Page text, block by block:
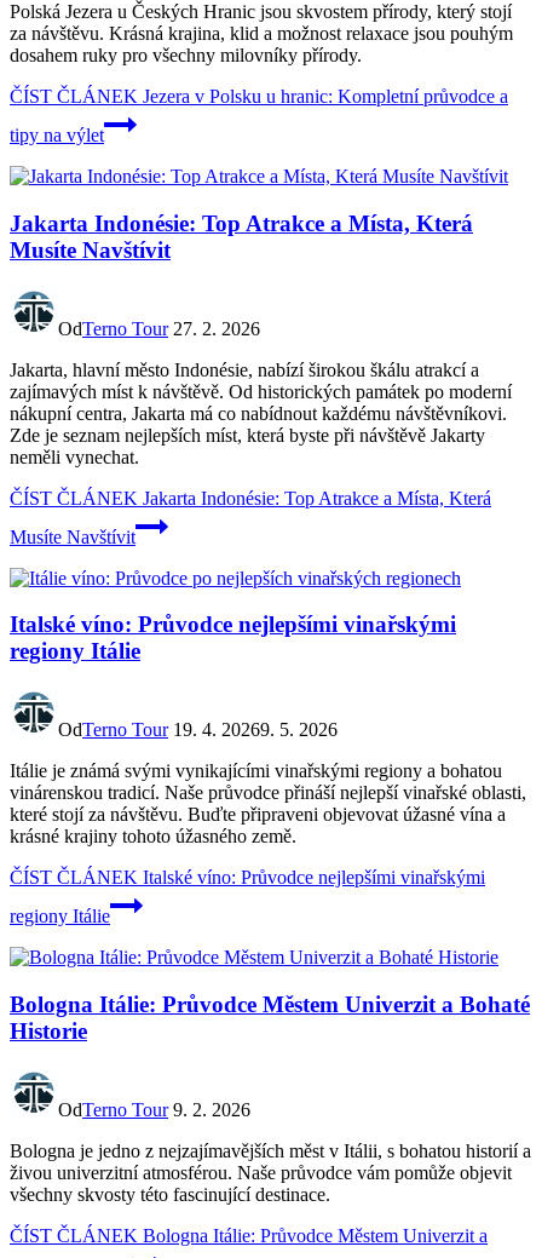
Polská Jezera u Českých Hranic jsou skvostem přírody, který stojí
za návštěvu. Krásná krajina, klid a možnost relaxace jsou pouhým
dosahem ruky pro všechny milovníky přírody.
ČÍST ČLÁNEK Jezera v Polsku u hranic: Kompletní průvodce a
tipy na výlet
Jakarta Indonésie: Top Atrakce a Místa, Která
Musíte Navštívit
OdTerno Tour 27. 2. 2026
Jakarta, hlavní město Indonésie, nabízí širokou škálu atrakcí a
zajímavých míst k návštěvě. Od historických památek po moderní
nákupní centra, Jakarta má co nabídnout každému návštěvníkovi.
Zde je seznam nejlepších míst, která byste při návštěvě Jakarty
neměli vynechat.
ČÍST ČLÁNEK Jakarta Indonésie: Top Atrakce a Místa, Která
Musíte Navštívit
Italské víno: Průvodce nejlepšími vinařskými
regiony Itálie
OdTerno Tour 19. 4. 20269. 5. 2026
Itálie je známá svými vynikajícími vinařskými regiony a bohatou
vinárenskou tradicí. Naše průvodce přináší nejlepší vinařské oblasti,
které stojí za návštěvu. Buďte připraveni objevovat úžasné vína a
krásné krajiny tohoto úžasného země.
ČÍST ČLÁNEK Italské víno: Průvodce nejlepšími vinařskými
regiony Itálie
Bologna Itálie: Průvodce Městem Univerzit a Bohaté
Historie
OdTerno Tour 9. 2. 2026
Bologna je jedno z nejzajímavějších měst v Itálii, s bohatou historií a
živou univerzitní atmosférou. Naše průvodce vám pomůže objevit
všechny skvosty této fascinující destinace.
ČÍST ČLÁNEK Bologna Itálie: Průvodce Městem Univerzit a